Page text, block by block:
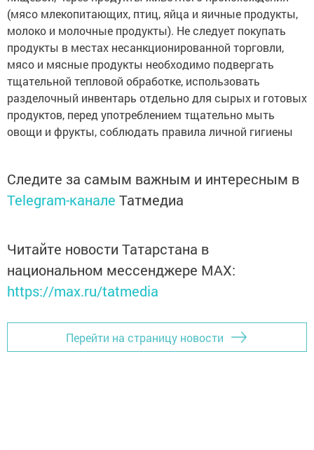
(мясо млекопитающих, птиц, яйца и яичные продукты,
молоко и молочные продукты). Не следует покупать
продукты в местах несанкционированной торговли,
мясо и мясные продукты необходимо подвергать
тщательной тепловой обработке, использовать
разделочный инвентарь отдельно для сырых и готовых
продуктов, перед употреблением тщательно мыть
овощи и фрукты, соблюдать правила личной гигиены
Следите за самым важным и интересным в
Telegram-канале Татмедиа
Читайте новости Татарстана в
национальном мессенджере MАХ:
https://max.ru/tatmedia
Перейти на страницу новости